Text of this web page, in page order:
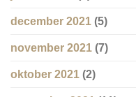
december 2021 (5)
november 2021 (7)
oktober 2021 (2)